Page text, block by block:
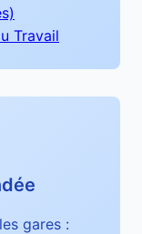
Travail
gares :